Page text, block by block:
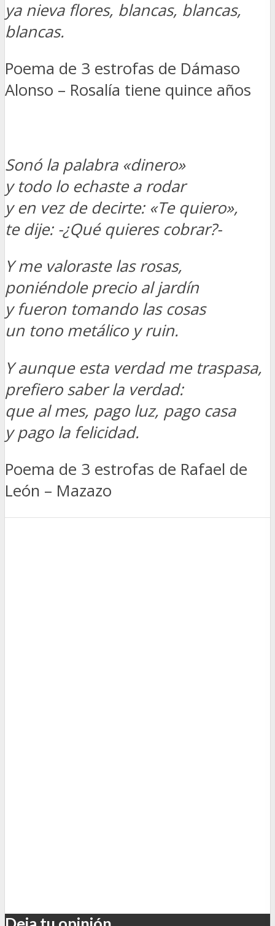
ya nieva flores, blancas, blancas,
blancas.
Poema de 3 estrofas de Dámaso
Alonso – Rosalía tiene quince años
Sonó la palabra «dinero»
y todo lo echaste a rodar
y en vez de decirte: «Te quiero»,
te dije: -¿Qué quieres cobrar?-
Y me valoraste las rosas,
poniéndole precio al jardín
y fueron tomando las cosas
un tono metálico y ruin.
Y aunque esta verdad me traspasa,
prefiero saber la verdad:
que al mes, pago luz, pago casa
y pago la felicidad.
Poema de 3 estrofas de Rafael de
León – Mazazo